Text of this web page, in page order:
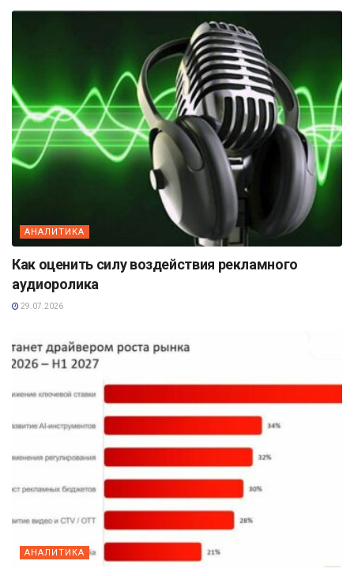
АНАЛИТИКА
Как оценить силу воздействия рекламного
аудиоролика
29.07.2026
АНАЛИТИКА